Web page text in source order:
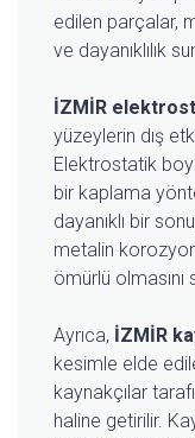
edilen parçalar,
ve dayanıklılık
İZMİR
yüzeylerin dış
Elektrostatik
bir kaplama
dayanıklı bir
metalin
ömürlü olmasını
Ayrıca, İZMİR
kesimle elde
kaynakçılar
haline getirilir.